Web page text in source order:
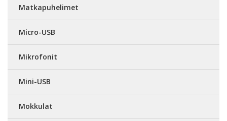
Matkapuhelimet
Micro-USB
Mikrofonit
Mini-USB
Mokkulat